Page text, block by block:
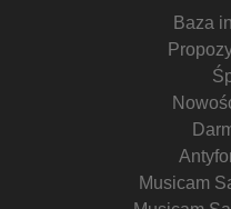
Baza
Musicam